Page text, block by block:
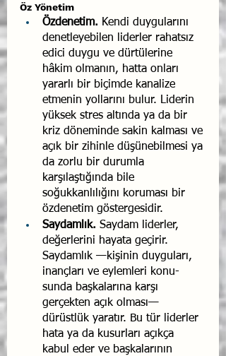
Öz Yönetim
Özdenetim. Kendi duygularını
denetleyebilen liderler rahat­sız
edici duygu ve dürtülerine
hâkim olmanın, hatta onları
yararlı bir biçimde kanalize
etmenin yollarını bulur. Li­derin
yüksek stres altında ya da bir
kriz döneminde sakin kalması ve
açık bir zihinle düşünebilmesi ya
da zorlu bir durumla
karşılaştığında bile
soğukkanlılığını koruması bir
özdenetim göstergesidir.
Saydamlık. Saydam liderler,
değerlerini hayata geçirir.
Saydamlık —kişinin duyguları,
inançları ve eylemleri konu­
sunda başkalarına karşı
gerçekten açık olması—
dürüstlük yaratır. Bu tür liderler
hata ya da kusurları açıkça
kabul eder ve başkalarının